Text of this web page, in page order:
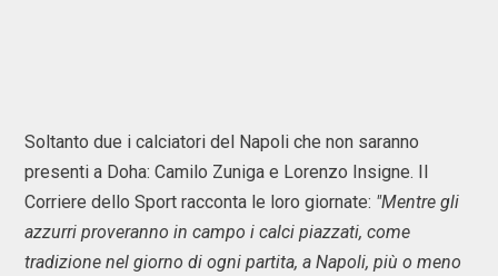
Soltanto due i calciatori del Napoli che non saranno
presenti a Doha: Camilo Zuniga e Lorenzo Insigne. Il
Corriere dello Sport racconta le loro giornate: "Mentre gli
azzurri proveranno in campo i calci piazzati, come
tradizione nel giorno di ogni partita, a Napoli, più o meno